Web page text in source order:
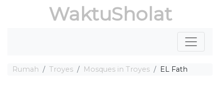
WaktuSholat
Rumah Troyes Mosques in Troyes EL Fath